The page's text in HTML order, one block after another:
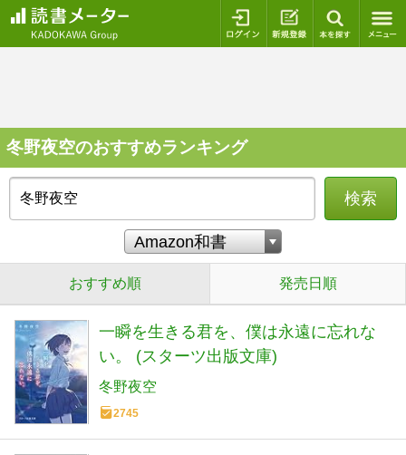
ログイン 新規登録
冬野夜空のおすすめランキング
検索
おすすめ順 発売日順
一瞬を生きる君を、僕は永遠に忘れな
い。 (スターツ出版文庫)
冬野夜空
2745